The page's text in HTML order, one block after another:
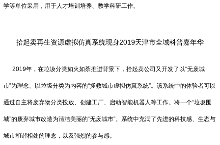
学等单位采用，用于人才培训培养、教学科研工作。
拾起卖再生资源虚拟仿真系统现身2019天津市全域科普嘉年华
2019年，在垃圾分类如火如荼推进背景下，拾起卖公司又开发了以“无废城
市”为理念、以垃圾分类为内容的“拯救城市虚拟仿真系统”。该系统中的体验者可以
通过自主将废弃物分类投放、创建工厂、启动智能机器人等工作。将一个“垃圾围
城”的废弃城市改造为清洁美丽的“无废城市”。系统中充满了先进的科技感、生态与
城市和谐相处的理念，以及强烈的参与感。